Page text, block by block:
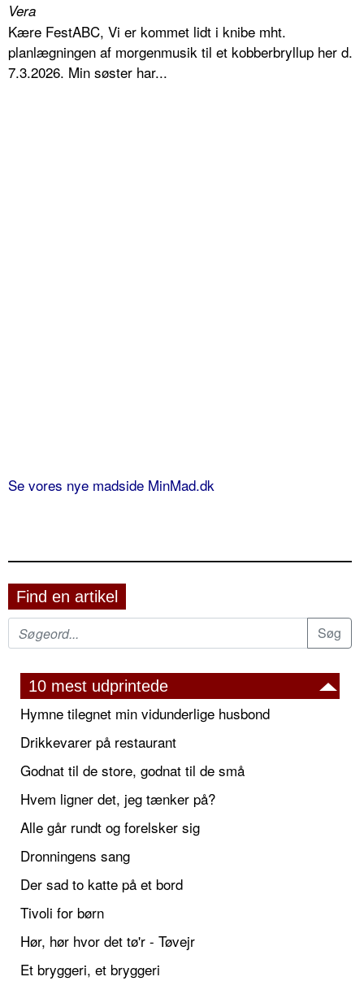
Vera
Kære FestABC, Vi er kommet lidt i knibe mht.
planlægningen af morgenmusik til et kobberbryllup her d.
7.3.2026. Min søster har...
Se vores nye madside MinMad.dk
Find en artikel
10 mest udprintede
Hymne tilegnet min vidunderlige husbond
Drikkevarer på restaurant
Godnat til de store, godnat til de små
Hvem ligner det, jeg tænker på?
Alle går rundt og forelsker sig
Dronningens sang
Der sad to katte på et bord
Tivoli for børn
Hør, hør hvor det tø'r - Tøvejr
Et bryggeri, et bryggeri